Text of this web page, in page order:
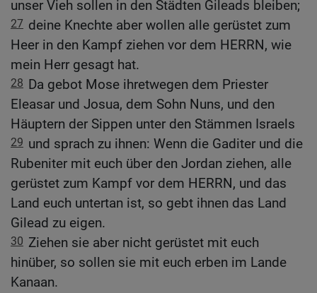
unser Vieh sollen in den Städten Gileads bleiben;
27 deine Knechte aber wollen alle gerüstet zum
Heer in den Kampf ziehen vor dem HERRN, wie
mein Herr gesagt hat.
28 Da gebot Mose ihretwegen dem Priester
Eleasar und Josua, dem Sohn Nuns, und den
Häuptern der Sippen unter den Stämmen Israels
29 und sprach zu ihnen: Wenn die Gaditer und die
Rubeniter mit euch über den Jordan ziehen, alle
gerüstet zum Kampf vor dem HERRN, und das
Land euch untertan ist, so gebt ihnen das Land
Gilead zu eigen.
30 Ziehen sie aber nicht gerüstet mit euch
hinüber, so sollen sie mit euch erben im Lande
Kanaan.